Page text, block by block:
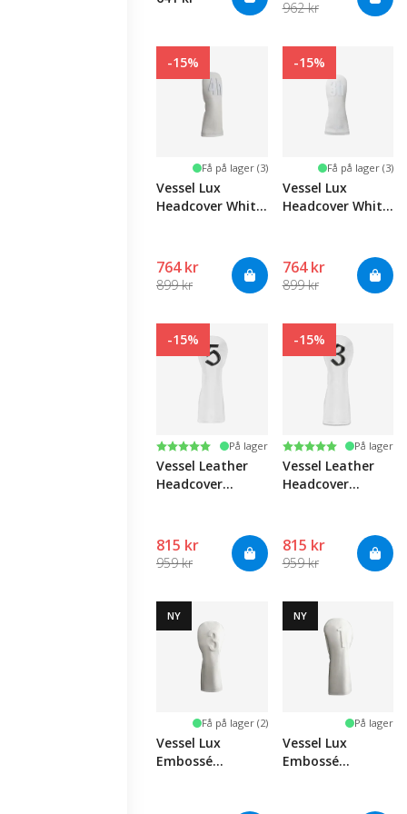
962 kr
-15%
Få på lager (3)
Vessel Lux
Headcover White
764 kr
899 kr
-15%
Få på lager (3)
Vessel Lux
Headcover White
764 kr
899 kr
-15%
Karakter:
5.0 av 5 mulige
På lager
Vessel Leather
Headcover
815 kr
959 kr
-15%
Karakter:
5.0 av 5 mulige
På lager
Vessel Leather
Headcover
815 kr
959 kr
NY
Få på lager (2)
Vessel Lux
Embossé
NY
På lager
Vessel Lux
Embossé